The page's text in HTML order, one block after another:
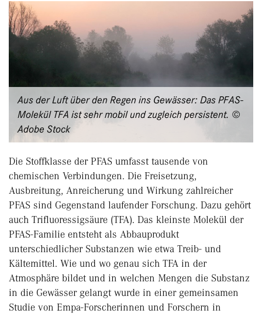
Aus der Luft über den Regen ins Gewässer: Das PFAS-
Molekül TFA ist sehr mobil und zugleich persistent. ©
Adobe Stock
Die Stoffklasse der PFAS umfasst tausende von
chemischen Verbindungen. Die Freisetzung,
Ausbreitung, Anreicherung und Wirkung zahlreicher
PFAS sind Gegenstand laufender Forschung. Dazu gehört
auch Trifluoressigsäure (TFA). Das kleinste Molekül der
PFAS-Familie entsteht als Abbauprodukt
unterschiedlicher Substanzen wie etwa Treib- und
Kältemittel. Wie und wo genau sich TFA in der
Atmosphäre bildet und in welchen Mengen die Substanz
in die Gewässer gelangt wurde in einer gemeinsamen
Studie von Empa-Forscherinnen und Forschern in